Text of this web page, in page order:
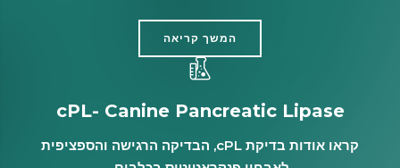
המשך קריאה
cPL- Canine Pancreatic Lipase
קראו אודות בדיקת cPL, הבדיקה הרגישה והספציפית